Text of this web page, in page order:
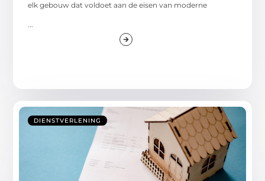
elk gebouw dat voldoet aan de eisen van moderne
DIENSTVERLENING